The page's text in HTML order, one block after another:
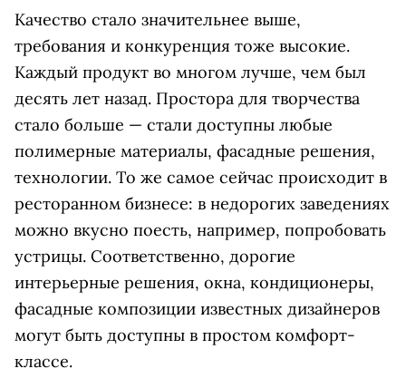
Качество стало значительнее выше,
требования и конкуренция тоже высокие.
Каждый продукт во многом лучше, чем был
десять лет назад. Простора для творчества
стало больше — стали доступны любые
полимерные материалы, фасадные решения,
технологии. То же самое сейчас происходит в
ресторанном бизнесе: в недорогих заведениях
можно вкусно поесть, например, попробовать
устрицы. Соответственно, дорогие
интерьерные решения, окна, кондиционеры,
фасадные композиции известных дизайнеров
могут быть доступны в простом комфорт-
классе.